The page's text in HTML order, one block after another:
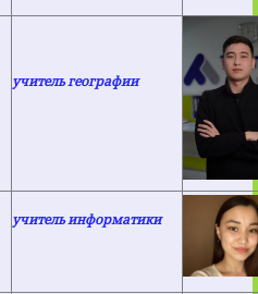
учитель географии
учитель информатики